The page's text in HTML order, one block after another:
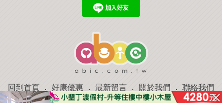
回到首頁 ． 好康優惠 ． 最新留言 ． 關於我們 ． 聯絡我們
部落格微件．商家合作．討論區．推薦景點． APP下載